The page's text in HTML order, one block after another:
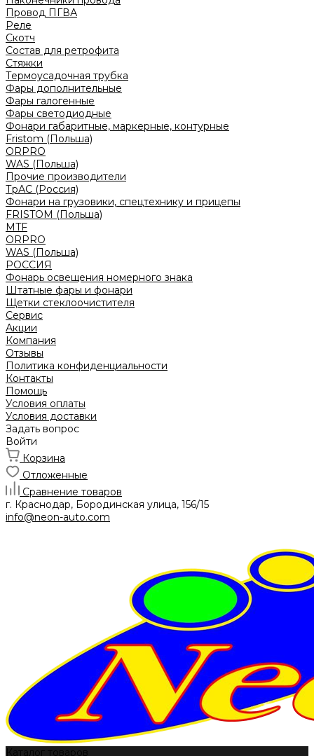
Провод ПГВА
Реле
Скотч
Состав для ретрофита
Стяжки
Термоусадочная трубка
Фары дополнительные
Фары галогенные
Фары светодиодные
Фонари габаритные, маркерные, контурные
Fristom (Польша)
ORPRO
WAS (Польша)
Прочие производители
ТрАС (Россия)
Фонари на грузовики, спецтехнику и прицепы
FRISTOM (Польша)
MTF
ORPRO
WAS (Польша)
РОССИЯ
Фонарь освещения номерного знака
Штатные фары и фонари
Щетки стеклоочистителя
Сервис
Акции
Компания
Отзывы
Политика конфиденциальности
Контакты
Помощь
Условия оплаты
Условия доставки
Задать вопрос
Войти
Корзина
Отложенные
Сравнение товаров
г. Краснодар, Бородинская улица, 156/15
info@neon-auto.com
Каталог товаров